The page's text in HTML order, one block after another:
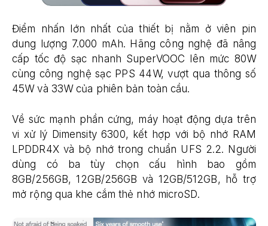
Điểm nhấn lớn nhất của thiết bị nằm ở viên pin
dung lượng 7.000 mAh. Hãng công nghệ đã nâng
cấp tốc độ sạc nhanh SuperVOOC lên mức 80W
cùng công nghệ sạc PPS 44W, vượt qua thông số
45W và 33W của phiên bản toàn cầu.
Về sức mạnh phần cứng, máy hoạt động dựa trên
vi xử lý Dimensity 6300, kết hợp với bộ nhớ RAM
LPDDR4X và bộ nhớ trong chuẩn UFS 2.2. Người
dùng có ba tùy chọn cấu hình bao gồm
8GB/256GB, 12GB/256GB và 12GB/512GB, hỗ trợ
mở rộng qua khe cắm thẻ nhớ microSD.